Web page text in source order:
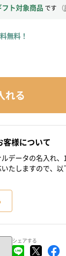
フト対象商品 です （
無料！
れる
客様について
データの名入れ
たしますので、
シェアする